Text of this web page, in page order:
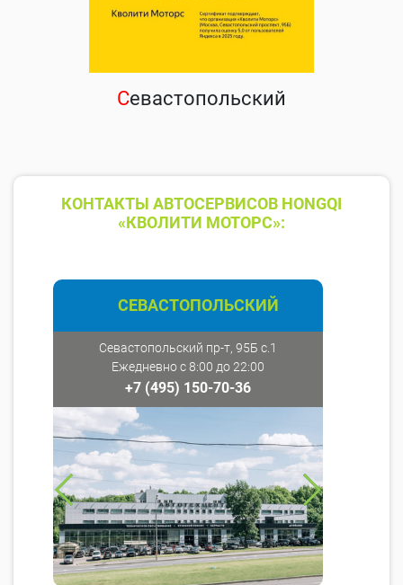
Севастопольский
КОНТАКТЫ АВТОСЕРВИСОВ HONGQI
«КВОЛИТИ МОТОРС»:
СЕВАСТОПОЛЬСКИЙ
Севастопольский пр-т, 95Б с.1
Ежедневно с 8:00 до 22:00
+7 (495) 150-70-36